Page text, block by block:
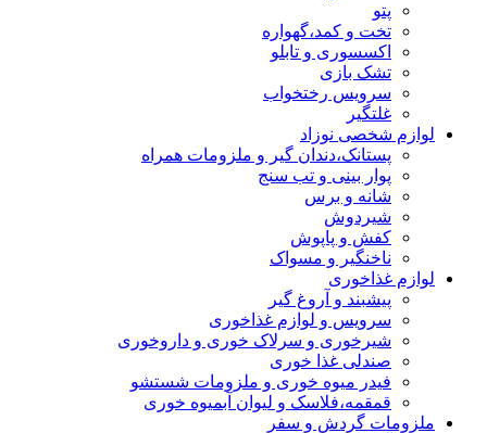
پتو
تخت و کمد،گهواره
اکسسوری و تابلو
تشک بازی
سرویس رختخواب
غلتگیر
لوازم شخصی نوزاد
پستانک،دندان گیر و ملزومات همراه
پوار بینی و تب سنج
شانه و برس
شیردوش
کفش و پاپوش
ناخنگیر و مسواک
لوازم غذاخوری
پیشبند و آروغ گیر
سرویس و لوازم غذاخوری
شیرخوری و سرلاک خوری و داروخوری
صندلی غذا خوری
فیدر میوه خوری و ملزومات شستشو
قمقمه،فلاسک و لیوان آبمیوه خوری
ملزومات گردش و سفر